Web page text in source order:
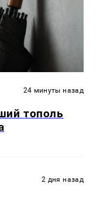
24 минуты назад
тополь
2 дня назад